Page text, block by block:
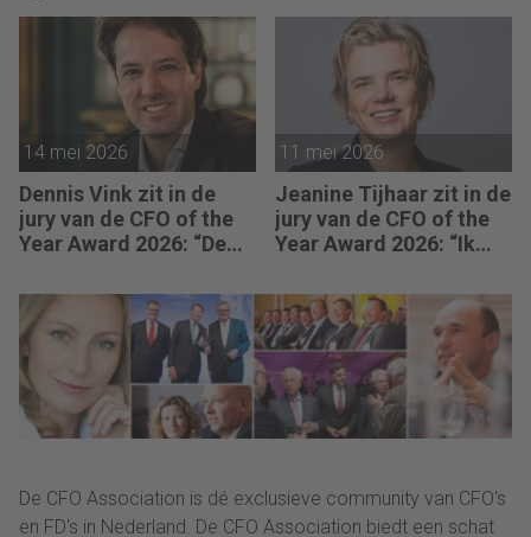
beveiligd tegen
manipulatie.”
zeggen: ‘Dit gaat niet
goed komen, we
moeten ingrijpen.’”
14 mei 2026
Dennis Vink zit in de
jury van de CFO of the
Year Award 2026: “De
balanceert emotionele
intelligentie feilloos
met ijzeren
administratieve
discipline.”
11 mei 2026
Jeanine Tijhaar zit in de
jury van de CFO of the
Year Award 2026: “Ik
combineren met
mensgericht
leiderschap.”
De CFO Association is dé exclusieve community van CFO's
en FD's in Nederland. De CFO Association biedt een schat